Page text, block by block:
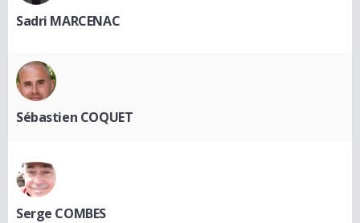
Sadri MARCENAC
Sébastien COQUET
Serge COMBES